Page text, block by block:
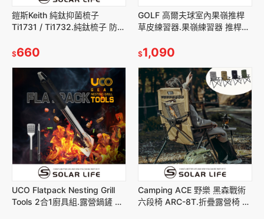
鎧斯Keith 純鈦抑菌梳子
Ti1731 / Ti1732.純鈦梳子 防靜
袋梳月梳
$660
GOLF 高爾夫球室內果嶺推桿
草皮練習器.果嶺練習器 推桿練
習墊 推桿練習草皮
$1,090
UCO Flatpack Nesting Grill
Tools 2合1廚具組.露營鍋鏟 野
Camping ACE 野樂 黑森戰術
六段椅 ARC-8T.折疊露營椅 大